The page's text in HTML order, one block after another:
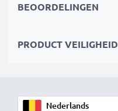
BEOORDELINGEN
PRODUCT VEILIGHEID